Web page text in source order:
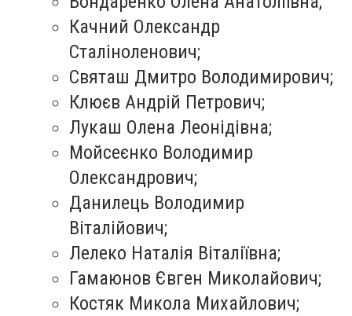
Качний Олександр
Сталіноленович;
Святаш Дмитро Володимирович;
Клюєв Андрій Петрович;
Лукаш Олена Леонідівна;
Мойсеєнко Володимир
Олександрович;
Данилець Володимир
Віталійович;
Лелеко Наталія Віталіївна;
Гамаюнов Євген Миколайович;
Костяк Микола Михайлович;